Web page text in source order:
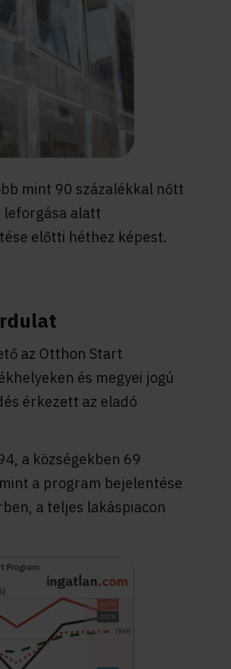
mint 90 százalékkal nőtt
leforgása alatt
előtti héthez képest.
az Otthon Start
és megyei jogú
érkezett az eladó
a községekben 69
a program bejelentése
a teljes lakáspiacon